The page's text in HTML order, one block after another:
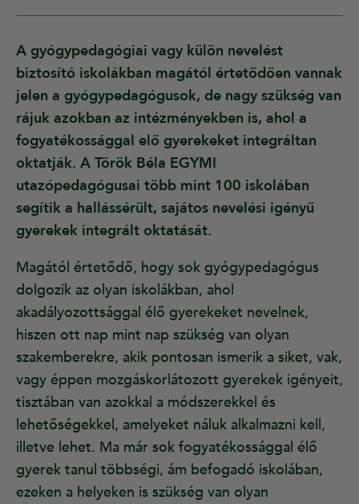
A gyógypedagógiai vagy külön nevelést
biztosító iskolákban magától értetődően vannak
jelen a gyógypedagógusok, de nagy szükség van
rájuk azokban az intézményekben is, ahol a
fogyatékossággal elő gyerekeket integráltan
oktatják. A Török Béla EGYMI
utazópedagógusai több mint 100 iskolában
segítik a hallássérült, sajátos nevelési igényű
gyerekek integrált oktatását.
Magától értetődő, hogy sok gyógypedagógus
dolgozik az olyan iskolákban, ahol
akadályozottsággal élő gyerekeket nevelnek,
hiszen ott nap mint nap szükség van olyan
szakemberekre, akik pontosan ismerik a siket, vak,
vagy éppen mozgáskorlátozott gyerekek igényeit,
tisztában van azokkal a módszerekkel és
lehetőségekkel, amelyeket náluk alkalmazni kell,
illetve lehet. Ma már sok fogyatékossággal élő
gyerek tanul többségi, ám befogadó iskolában,
ezeken a helyeken is szükség van olyan